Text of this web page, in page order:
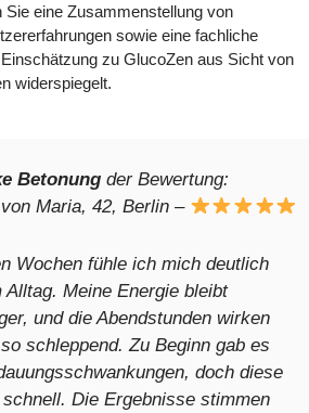
Sie eine Zusammenstellung von
sowie eine fachliche
zu GlucoZen aus Sicht von
widerspiegelt.
Betonung der Bewertung:
Maria, 42, Berlin –
Wochen fühle ich mich deutlich
Alltag. Meine Energie bleibt
und die Abendstunden wirken
schleppend. Zu Beginn gab es
doch diese
Die Ergebnisse stimmen